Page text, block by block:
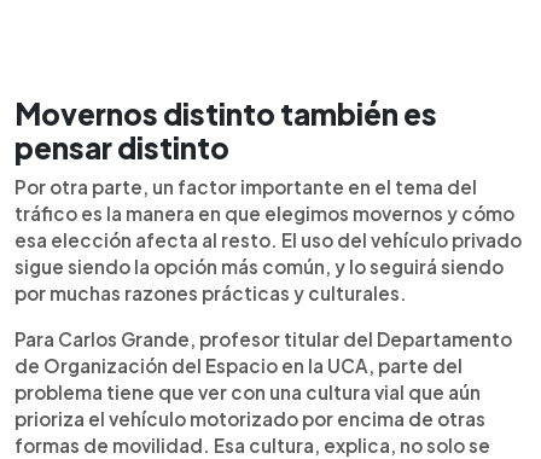
Movernos distinto también es
pensar distinto
Por otra parte, un factor importante en el tema del
tráfico es la manera en que elegimos movernos y cómo
esa elección afecta al resto. El uso del vehículo privado
sigue siendo la opción más común, y lo seguirá siendo
por muchas razones prácticas y culturales.
Para Carlos Grande, profesor titular del Departamento
de Organización del Espacio en la UCA, parte del
problema tiene que ver con una cultura vial que aún
prioriza el vehículo motorizado por encima de otras
formas de movilidad. Esa cultura, explica, no solo se